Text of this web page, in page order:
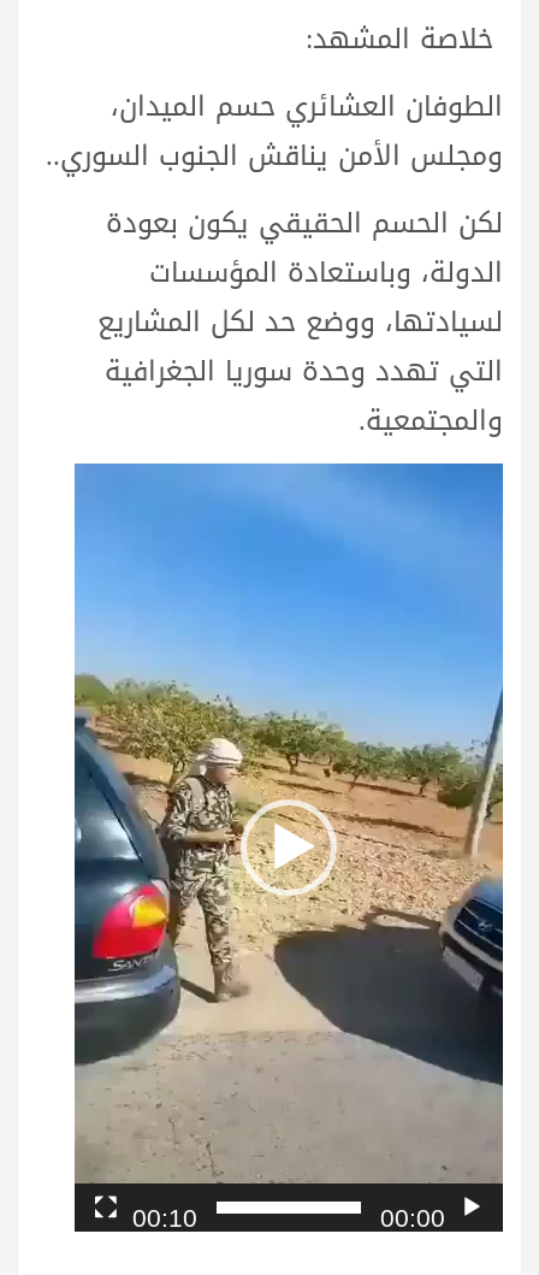
خلاصة المشهد:
الطوفان العشائري حسم الميدان،
ومجلس الأمن يناقش الجنوب السوري..
لكن الحسم الحقيقي يكون بعودة
الدولة، وباستعادة المؤسسات
لسيادتها، ووضع حد لكل المشاريع
التي تهدد وحدة سوريا الجغرافية
والمجتمعية.
مشغل
الفيديو
00:00
00:10